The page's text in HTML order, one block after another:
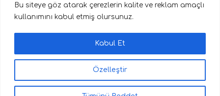
Bu siteye göz atarak çerezlerin kalite ve reklam amaçlı
kullanımını kabul etmiş olursunuz.
Özelleştir
Kabul Et
Aydınlatma Metni